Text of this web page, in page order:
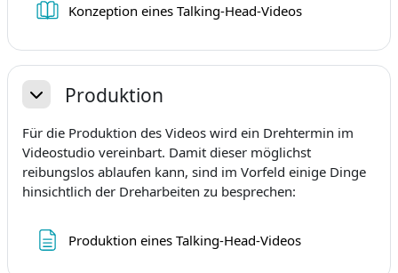
Konzeption eines Talking-Head-VideosBuch
EinklappenProduktion
Für die Produktion des Videos wird ein Drehtermin im
Videostudio vereinbart. Damit dieser möglichst
reibungslos ablaufen kann, sind im Vorfeld einige Dinge
hinsichtlich der Dreharbeiten zu besprechen:
Produktion eines Talking-Head-VideosTextseite